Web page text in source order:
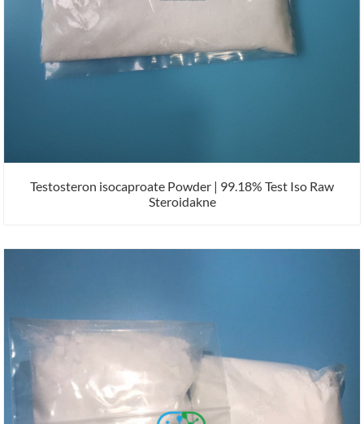
Testosteron isocaproate Powder | 99.18% Test Iso Raw
Steroidakne